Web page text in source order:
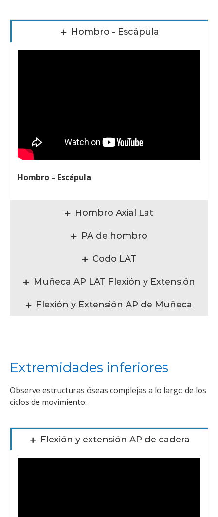
Hombro - Escápula
Hombro – Escápula
Hombro Axial Lat
PA de hombro
Codo LAT
Muñeca AP LAT Flexión y Extensión
Flexión y Extensión AP de Muñeca
Extremidades inferiores
Observe estructuras óseas complejas a lo largo de los
ciclos de movimiento.
Flexión y extensión AP de cadera